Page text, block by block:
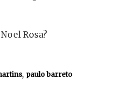
Rosa?
, paulo barreto